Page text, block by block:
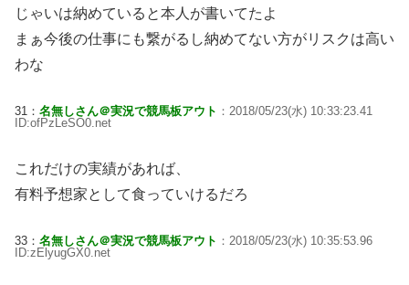
じゃいは納めていると本人が書いてたよ
まぁ今後の仕事にも繋がるし納めてない方がリスクは高い
わな
31： 名無しさん＠実況で競馬板アウト ：2018/05/23(水) 10:33:23.41
ID:ofPzLeSO0.net
これだけの実績があれば、
有料予想家として食っていけるだろ
33： 名無しさん＠実況で競馬板アウト ：2018/05/23(水) 10:35:53.96
ID:zElyugGX0.net